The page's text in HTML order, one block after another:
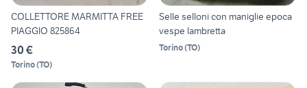
COLLETTORE MARMITTA FREE
PIAGGIO 825864
30 €
Torino(TO)
Selle selloni con maniglie epoca
vespe lambretta
Torino(TO)